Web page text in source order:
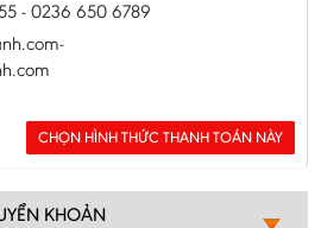
- 0236 650 6789
KHOẢN